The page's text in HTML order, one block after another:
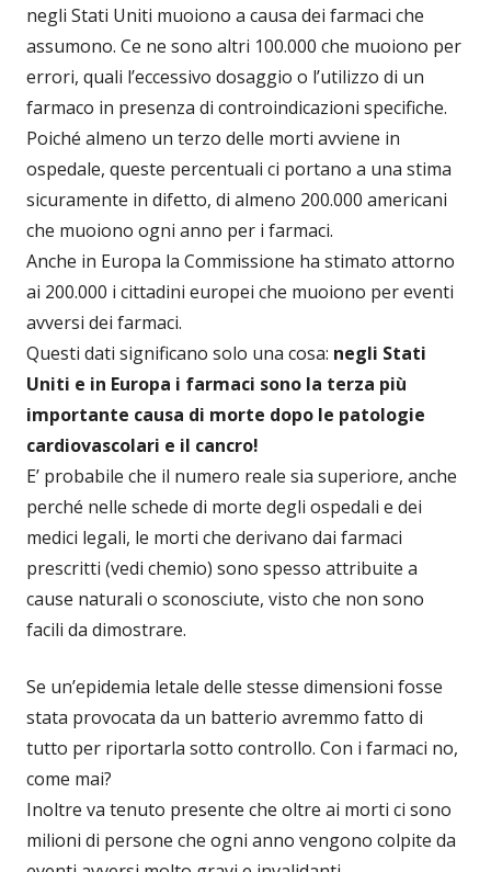
negli Stati Uniti muoiono a causa dei farmaci che
assumono. Ce ne sono altri 100.000 che muoiono per
errori, quali l’eccessivo dosaggio o l’utilizzo di un
farmaco in presenza di controindicazioni specifiche.
Poiché almeno un terzo delle morti avviene in
ospedale, queste percentuali ci portano a una stima
sicuramente in difetto, di almeno 200.000 americani
che muoiono ogni anno per i farmaci.
Anche in Europa la Commissione ha stimato attorno
ai 200.000 i cittadini europei che muoiono per eventi
avversi dei farmaci.
Questi dati significano solo una cosa: negli Stati
Uniti e in Europa i farmaci sono la terza più
importante causa di morte dopo le patologie
cardiovascolari e il cancro!
E’ probabile che il numero reale sia superiore, anche
perché nelle schede di morte degli ospedali e dei
medici legali, le morti che derivano dai farmaci
prescritti (vedi chemio) sono spesso attribuite a
cause naturali o sconosciute, visto che non sono
facili da dimostrare.
Se un’epidemia letale delle stesse dimensioni fosse
stata provocata da un batterio avremmo fatto di
tutto per riportarla sotto controllo. Con i farmaci no,
come mai?
Inoltre va tenuto presente che oltre ai morti ci sono
milioni di persone che ogni anno vengono colpite da